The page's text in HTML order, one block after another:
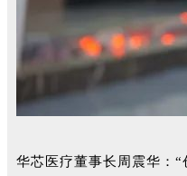
华芯医疗董事长周震华：